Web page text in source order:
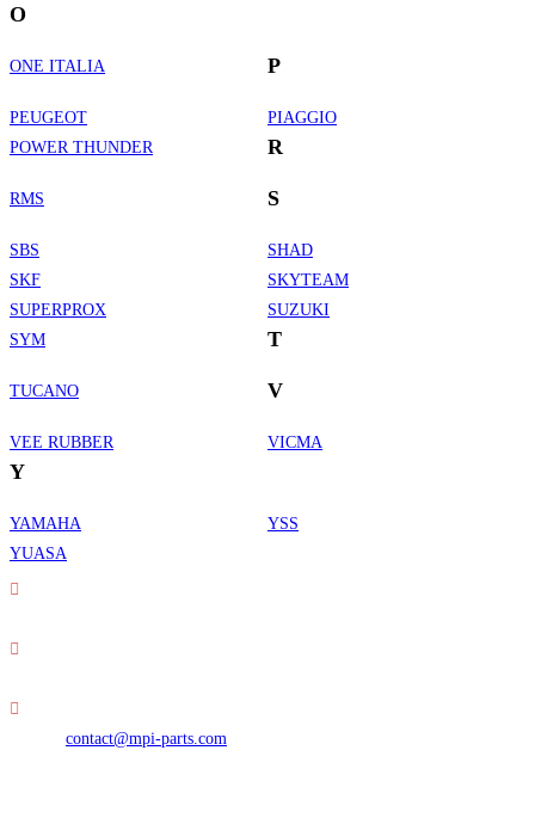
O
ONE ITALIA P
PEUGEOT
PIAGGIO
POWER THUNDER
R
RMS S
SBS
SHAD
SKF
SKYTEAM
SUPERPROX
SUZUKI
SYM
T
TUCANO V
VEE RUBBER VICMA
Y
YAMAHA
YSS
YUASA
contact@mpi-parts.com